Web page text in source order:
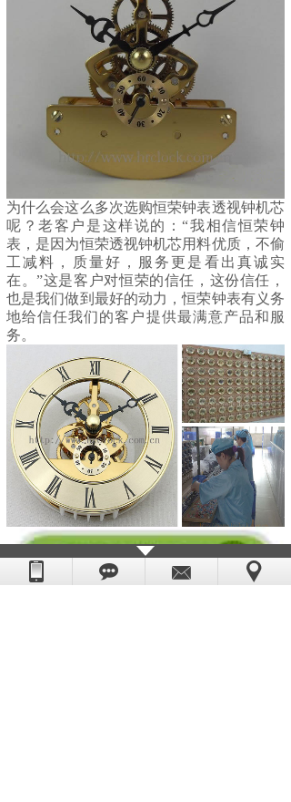
为什么会这么多次选购恒荣钟表透视钟机芯
呢？老客户是这样说的：“我相信恒荣钟
表，是因为恒荣透视钟机芯用料优质，不偷
工减料，质量好，服务更是看出真诚实
在。”这是客户对恒荣的信任，这份信任，
也是我们做到最好的动力，恒荣钟表有义务
地给信任我们的客户提供最满意产品和服
务。